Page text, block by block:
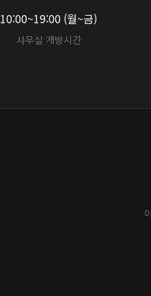
10:00~19:00 (월~금)
사무실 개방시간